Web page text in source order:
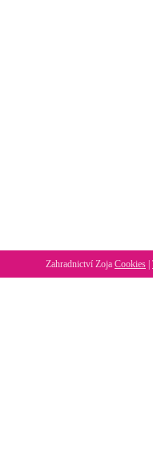
Zahradnictví Zoja Cookies